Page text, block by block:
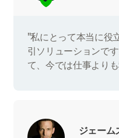
"私にとって本当に役
引ソリューションで
て、今では仕事より
ジェーム